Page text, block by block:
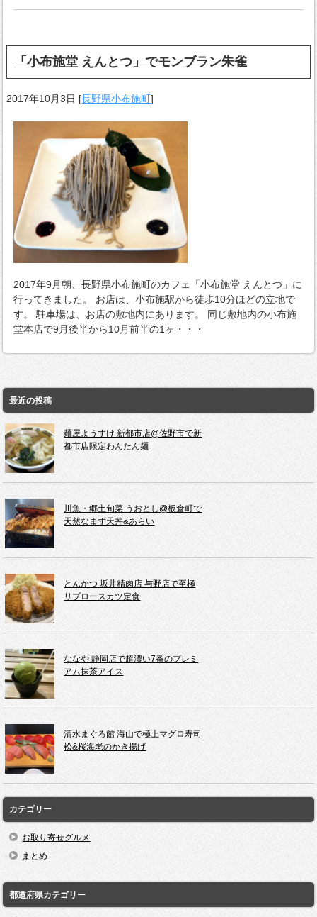
「小布施堂 えんとつ」でモンブラン朱雀
2017年10月3日 [長野県小布施町]
2017年9月朝、長野県小布施町のカフェ「小布施堂 えんとつ」に
行ってきました。 お店は、小布施駅から徒歩10分ほどの立地で
す。 駐車場は、お店の敷地内にあります。 同じ敷地内の小布施
堂本店で9月後半から10月前半の1ヶ・・・
最近の投稿
麺屋ようすけ 新都市店@佐野市で新
都市店限定わんたん麺
川魚・郷土旬菜 うおとし@板倉町で
天然なまず天丼&あらい
とんかつ 坂井精肉店 与野店で至極
リブロースカツ定食
ななや 静岡店で超濃い7番のプレミ
アム抹茶アイス
清水まぐろ館 海山で極上マグロ寿司
松&桜海老のかき揚げ
カテゴリー
お取り寄せグルメ
まとめ
都道府県カテゴリー